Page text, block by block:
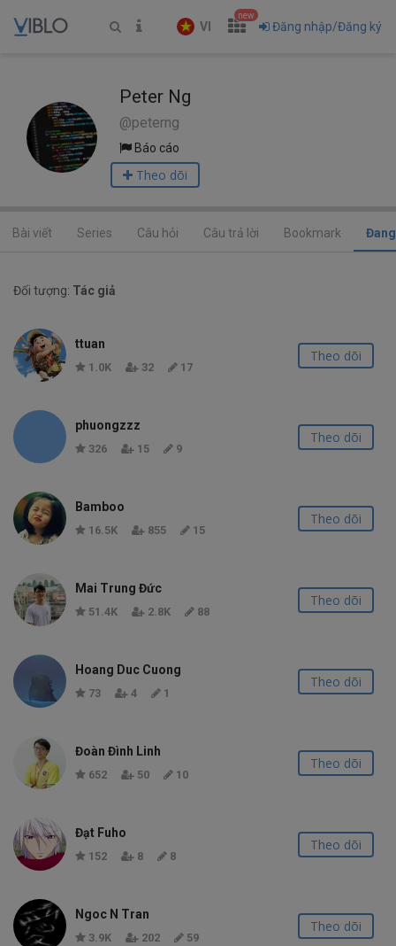
VI
new
Đăng nhập/Đăng ký
Peter Ng
@peterng
Báo cáo
Theo dõi
Bài viết Series Câu hỏi Câu trả lời Bookmark
Đối tượng: Tác giả
ttuan
1.0K 32 17
Theo dõi
phuongzzz
326 15 9
Theo dõi
Bamboo
16.5K 855 15
Theo dõi
Mai Trung Đức
51.4K 2.8K 88
Theo dõi
Hoang Duc Cuong
73 4 1
Theo dõi
Đoàn Đình Linh
652 50 10
Theo dõi
Đạt Fuho
152 8 8
Theo dõi
Ngoc N Tran
3.9K 202 59
Theo dõi